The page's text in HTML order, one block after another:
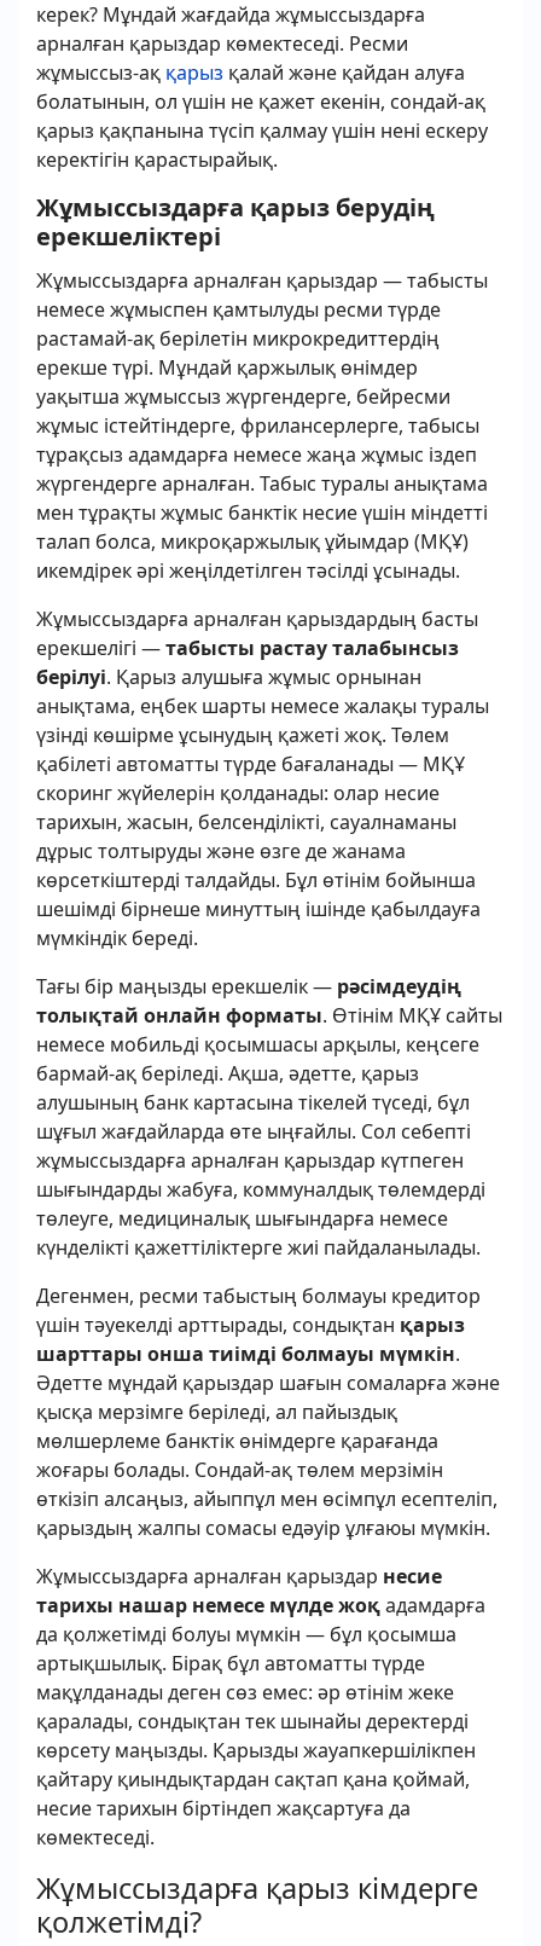
керек? Мұндай жағдайда жұмыссыздарға
арналған қарыздар көмектеседі. Ресми
жұмыссыз-ақ қарыз қалай және қайдан алуға
болатынын, ол үшін не қажет екенін, сондай-ақ
қарыз қақпанына түсіп қалмау үшін нені ескеру
керектігін қарастырайық.
Жұмыссыздарға қарыз берудің
ерекшеліктері
Жұмыссыздарға арналған қарыздар — табысты
немесе жұмыспен қамтылуды ресми түрде
растамай-ақ берілетін микрокредиттердің
ерекше түрі. Мұндай қаржылық өнімдер
уақытша жұмыссыз жүргендерге, бейресми
жұмыс істейтіндерге, фрилансерлерге, табысы
тұрақсыз адамдарға немесе жаңа жұмыс іздеп
жүргендерге арналған. Табыс туралы анықтама
мен тұрақты жұмыс банктік несие үшін міндетті
талап болса, микроқаржылық ұйымдар (МҚҰ)
икемдірек әрі жеңілдетілген тәсілді ұсынады.
Жұмыссыздарға арналған қарыздардың басты
ерекшелігі —табысты растау талабынсыз
берілуі. Қарыз алушыға жұмыс орнынан
анықтама, еңбек шарты немесе жалақы туралы
үзінді көшірме ұсынудың қажеті жоқ. Төлем
қабілеті автоматты түрде бағаланады — МҚҰ
скоринг жүйелерін қолданады: олар несие
тарихын, жасын, белсенділікті, сауалнаманы
дұрыс толтыруды және өзге де жанама
көрсеткіштерді талдайды. Бұл өтінім бойынша
шешімді бірнеше минуттың ішінде қабылдауға
мүмкіндік береді.
Тағы бір маңызды ерекшелік — рәсімдеудің
толықтай онлайн форматы. Өтінім МҚҰ сайты
немесе мобильді қосымшасы арқылы, кеңсеге
бармай-ақ беріледі. Ақша, әдетте, қарыз
алушының банк картасына тікелей түседі, бұл
шұғыл жағдайларда өте ыңғайлы. Сол себепті
жұмыссыздарға арналған қарыздар күтпеген
шығындарды жабуға, коммуналдық төлемдерді
төлеуге, медициналық шығындарға немесе
күнделікті қажеттіліктерге жиі пайдаланылады.
Дегенмен, ресми табыстың болмауы кредитор
үшін тәуекелді арттырады, сондықтан қарыз
шарттары онша тиімді болмауы мүмкін.
Әдетте мұндай қарыздар шағын сомаларға және
қысқа мерзімге беріледі, ал пайыздық
мөлшерлеме банктік өнімдерге қарағанда
жоғары болады. Сондай-ақ төлем мерзімін
өткізіп алсаңыз, айыппұл мен өсімпұл есептеліп,
қарыздың жалпы сомасы едәуір ұлғаюы мүмкін.
Жұмыссыздарға арналған қарыздар несие
тарихы нашар немесе мүлде жоқадамдарға
да қолжетімді болуы мүмкін — бұл қосымша
артықшылық. Бірақ бұл автоматты түрде
мақұлданады деген сөз емес: әр өтінім жеке
қаралады, сондықтан тек шынайы деректерді
көрсету маңызды. Қарызды жауапкершілікпен
қайтару қиындықтардан сақтап қана қоймай,
несие тарихын біртіндеп жақсартуға да
көмектеседі.
Жұмыссыздарға қарыз кімдерге
қолжетімді?